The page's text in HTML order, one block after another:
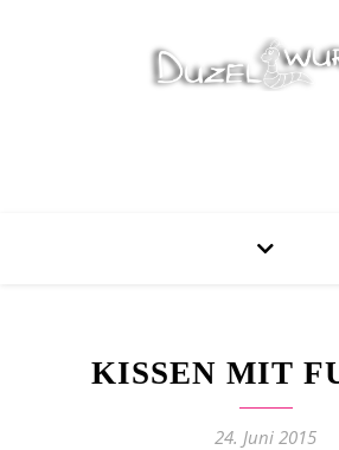
KISSEN MIT
24. Juni 2015